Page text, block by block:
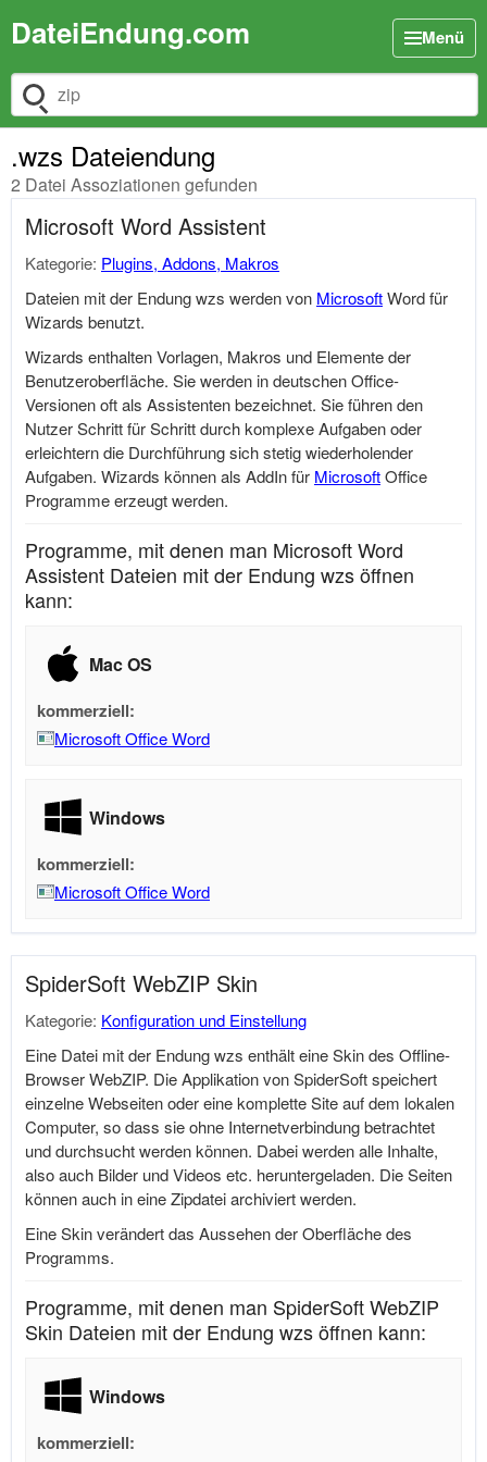
DateiEndung.com Menü
Dateiendung suchen
.wzs Dateiendung
2 Datei Assoziationen gefunden
Microsoft Word Assistent
Kategorie: Plugins, Addons, Makros
Dateien mit der Endung wzs werden von MicrosoftWord für
Wizards benutzt.
Wizards enthalten Vorlagen, Makros und Elemente der
Benutzeroberfläche. Sie werden in deutschen Office-
Versionen oft als Assistenten bezeichnet. Sie führen den
Nutzer Schritt für Schritt durch komplexe Aufgaben oder
erleichtern die Durchführung sich stetig wiederholender
Aufgaben. Wizards können als AddIn für MicrosoftOffice
Programme erzeugt werden.
Programme, mit denen man Microsoft Word
Assistent Dateien mit der Endung wzs öffnen
kann:
Mac OS
kommerziell:
Microsoft Office Word
Windows
kommerziell:
Microsoft Office Word
SpiderSoft WebZIP Skin
Kategorie: Konfiguration und Einstellung
Eine Datei mit der Endung wzs enthält eine Skin des Offline-
Browser WebZIP. Die Applikation von SpiderSoft speichert
einzelne Webseiten oder eine komplette Site auf dem lokalen
Computer, so dass sie ohne Internetverbindung betrachtet
und durchsucht werden können. Dabei werden alle Inhalte,
also auch Bilder und Videos etc. heruntergeladen. Die Seiten
können auch in eine Zipdatei archiviert werden.
Eine Skin verändert das Aussehen der Oberfläche des
Programms.
Programme, mit denen man SpiderSoft WebZIP
Skin Dateien mit der Endung wzs öffnen kann:
Windows
kommerziell: